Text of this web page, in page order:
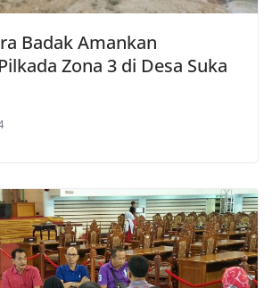
Badak Amankan
Zona 3 di Desa Suka